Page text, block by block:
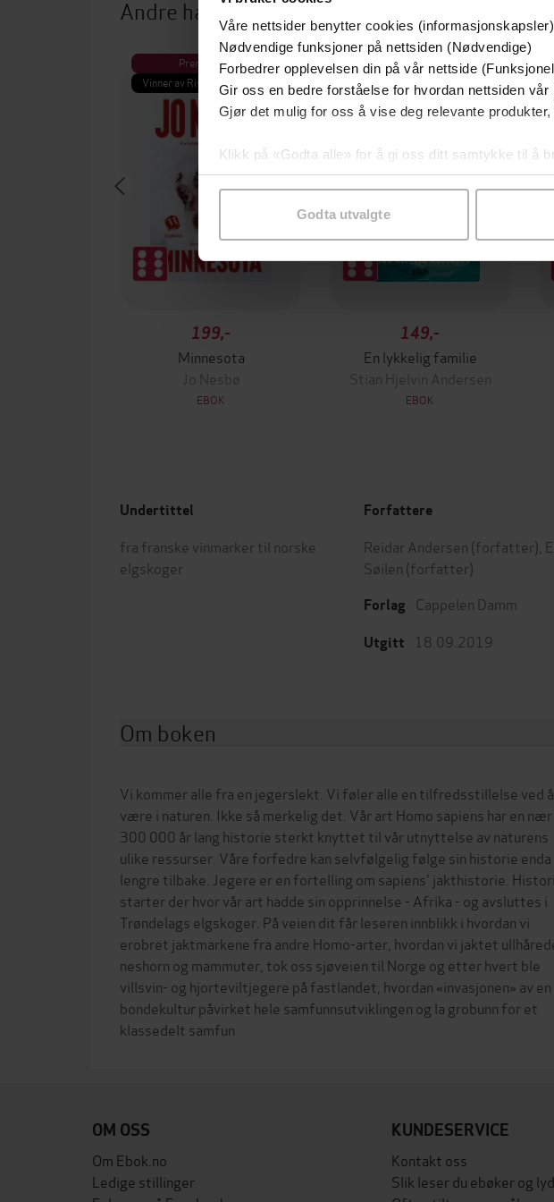
Våre nettsider benytter cookies
Nødvendige funksjoner på nettsiden (Nødvendige)
Forbedrer opplevelsen din på vår nettside
Gir oss en bedre forståelse for hvordan nettsiden
Gjør det mulig for oss å vise deg relevante
Klikk på «Godta alle» for å gi oss ditt samtykke til å
samtykke til spesifikke formål ved å klikke på
Godta utvalgte
Andre har også kjøpt
Premium
Vinner av Rivertonprisen
199,-
Minnesota
Jo Nesbø
EBOK
Premium
149,-
En lykkelig familie
Stian Hjelvin Andersen
EBOK
Undertittel
fra franske vinmarker til norske
elgskoger
Forfattere
Reidar Andersen (forfatter),
Søilen (forfatter)
Forlag Cappelen Damm
Utgitt 18.09.2019
Om boken
Vi kommer alle fra en jegerslekt. Vi føler alle en tilfredsstillelse ved å
være i naturen. Ikke så merkelig det. Vår art Homo sapiens har en nær
300 000 år lang historie sterkt knyttet til vår utnyttelse av naturens
ulike ressurser. Våre forfedre kan selvfølgelig følge sin historie enda
lengre tilbake. Jegere er en fortelling om sapiens' jakthistorie.
starter der hvor vår art hadde sin opprinnelse - Afrika - og avsluttes i
Trøndelags elgskoger. På veien dit får leseren innblikk i hvordan vi
erobret jaktmarkene fra andre Homo-arter, hvordan vi jaktet
neshorn og mammuter, tok oss sjøveien til Norge og etter hvert ble
villsvin- og hjorteviltjegere på fastlandet, hvordan «invasjonen» av en
bondekultur påvirket hele samfunnsutviklingen og la grobunn for et
OM OSS
Om Ebok.no
Ledige stillinger
KUNDESERVICE
Kontakt oss
Slik leser du ebøker og